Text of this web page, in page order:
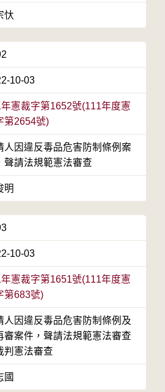
忕
10-03
憲裁字第1652號(111年度憲
第2654號)
人因違反毒品危害防制條例案
聲請法規範憲法審查
明
10-03
憲裁字第1651號(111年度憲
第683號)
人因違反毒品危害防制條例及
審案件，聲請法規範憲法審查
判憲法審查
國